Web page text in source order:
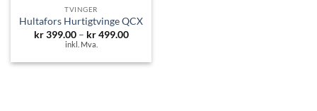
TVINGER
Hultafors Hurtigtvinge QCX
kr399.00 – kr499.00Prisområde:
kr 499.00
inkl. Mva.